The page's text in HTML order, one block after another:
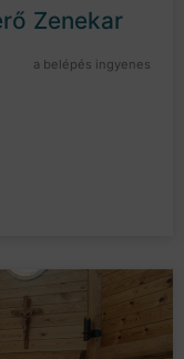
Zenekar
a belépés ingyenes